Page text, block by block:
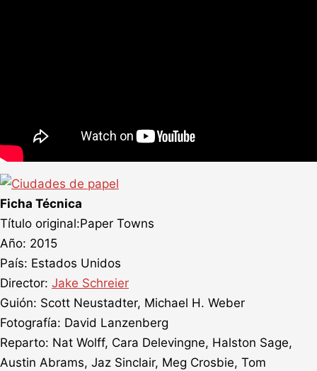
Ficha Técnica
Título original:Paper Towns
Año: 2015
País: Estados Unidos
Director: Jake Schreier
Guión: Scott Neustadter, Michael H. Weber
Fotografía: David Lanzenberg
Reparto: Nat Wolff, Cara Delevingne, Halston Sage,
Austin Abrams, Jaz Sinclair, Meg Crosbie, Tom